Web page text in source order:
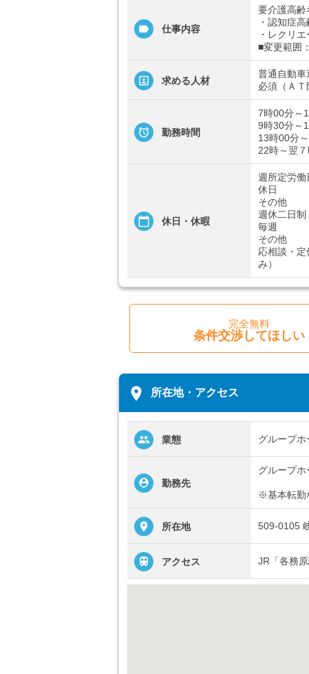
仕事内容
要介護高齢
・認知症
・レクリ
■変更範囲
求める人材
普通自動車
必須（ＡＴ
勤務時間
7時00分～
9時30分～
13時00分
22時～翌
休日・休暇
週所定労働
休日
その他
週休二日制
毎週
その他
応相談・
み）
完全無料
条件交渉してほしい
place 所在地・アクセス
業態 グループホ
勤務先
グループ
※基本転勤
所在地 509-0105
アクセス JR「各務